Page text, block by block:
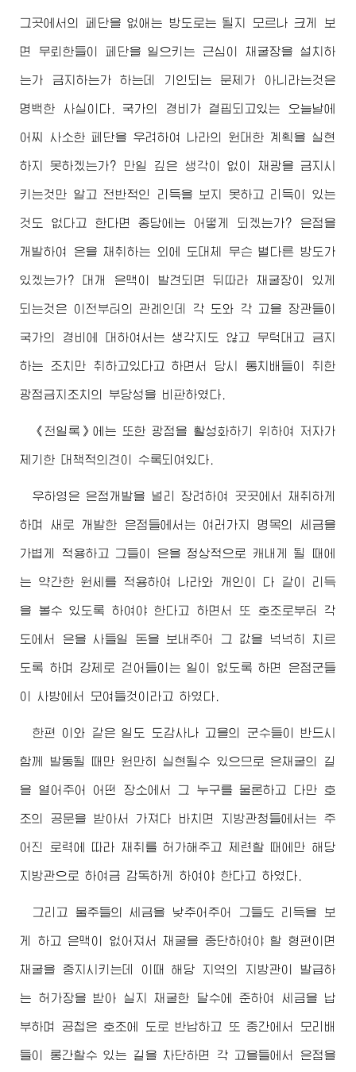
그곳에서의 페단을 없애는 방도로는 될지 모르나 크게 보
면 무뢰한들이 페단을 일으키는 근심이 채굴장을 설치하
는가 금지하는가 하는데 기인되는 문제가 아니라는것은
명백한 사실이다. 국가의 경비가 결핍되고있는 오늘날에
어찌 사소한 페단을 우려하여 나라의 원대한 계획을 실현
하지 못하겠는가? 만일 깊은 생각이 없이 채광을 금지시
키는것만 알고 전반적인 리득을 보지 못하고 리득이 있는
것도 없다고 한다면 종당에는 어떻게 되겠는가? 은점을
개발하여 은을 채취하는 외에 도대체 무슨 별다른 방도가
있겠는가? 대개 은맥이 발견되면 뒤따라 채굴장이 있게
되는것은 이전부터의 관례인데 각 도와 각 고을 장관들이
국가의 경비에 대하여서는 생각지도 않고 무턱대고 금지
하는 조치만 취하고있다고 하면서 당시 통치배들이 취한
광점금지조치의 부당성을 비판하였다.
《천일록》에는 또한 광점을 활성화하기 위하여 저자가
제기한 대책적의견이 수록되여있다.
우하영은 은점개발을 널리 장려하여 곳곳에서 채취하게
하며 새로 개발한 은점들에서는 여러가지 명목의 세금을
가볍게 적용하고 그들이 은을 정상적으로 캐내게 될 때에
는 약간한 원세를 적용하여 나라와 개인이 다 같이 리득
을 볼수 있도록 하여야 한다고 하면서 또 호조로부터 각
도에서 은을 사들일 돈을 보내주어 그 값을 넉넉히 치르
도록 하며 강제로 걷어들이는 일이 없도록 하면 은점군들
이 사방에서 모여들것이라고 하였다.
한편 이와 같은 일도 도감사나 고을의 군수들이 반드시
함께 발동될 때만 원만히 실현될수 있으므로 은채굴의 길
을 열어주어 어떤 장소에서 그 누구를 물론하고 다만 호
조의 공문을 받아서 가져다 바치면 지방관청들에서는 주
어진 로력에 따라 채취를 허가해주고 제련할 때에만 해당
지방관으로 하여금 감독하게 하여야 한다고 하였다.
그리고 물주들의 세금을 낮추어주어 그들도 리득을 보
게 하고 은맥이 없어져서 채굴을 중단하여야 할 형편이면
채굴을 중지시키는데 이때 해당 지역의 지방관이 발급하
는 허가장을 받아 실지 채굴한 달수에 준하여 세금을 납
부하며 공첩은 호조에 도로 반납하고 또 중간에서 모리배
들이 롱간할수 있는 길을 차단하면 각 고을들에서 은점을